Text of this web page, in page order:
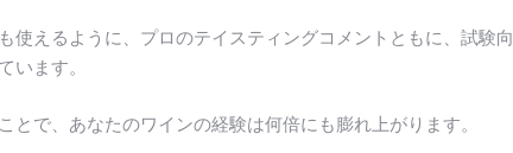
使えるように、プロのテイスティングコメントともに、試験向
います。
とで、あなたのワインの経験は何倍にも膨れ上がります。